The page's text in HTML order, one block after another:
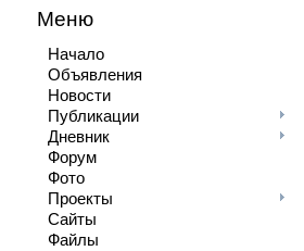
Меню
Начало
Объявления
Новости
Публикации
Дневник
Форум
Фото
Проекты
Сайты
Файлы